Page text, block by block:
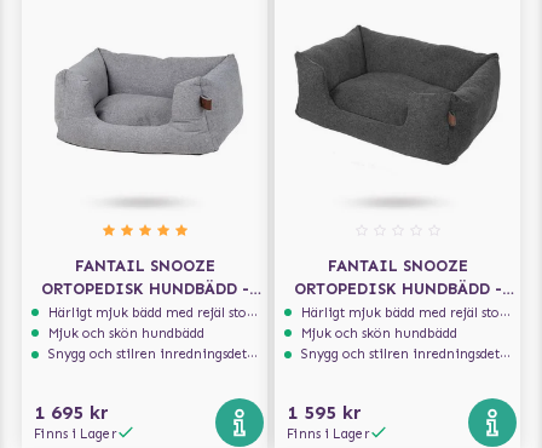
FANTAIL SNOOZE
ORTOPEDISK HUNDBÄDD -
NUT GREY
Härligt mjuk bädd med rejäl stoppning som håller formen
Mjuk och skön hundbädd
Snygg och stilren inredningsdetalj
1 695 kr
Finns i Lager
FANTAIL SNOOZE
ORTOPEDISK HUNDBÄDD -
EPIC GREY
Härligt mjuk bädd med rejäl stoppning som håller formen
Mjuk och skön hundbädd
Snygg och stilren inredningsdetalj
1 595 kr
Finns i Lager